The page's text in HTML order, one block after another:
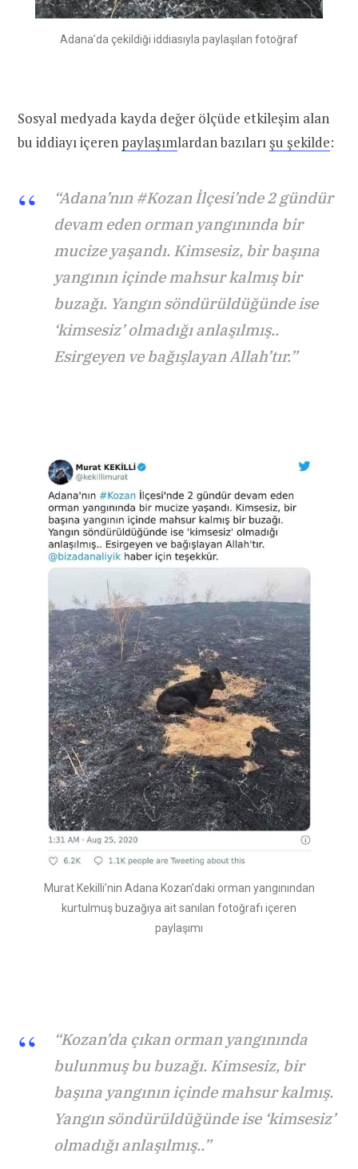
Adana’da çekildiği iddiasıyla paylaşılan fotoğraf
Sosyal medyada kayda değer ölçüde etkileşim alan
bu iddiayı içeren paylaşımlardan bazılarışu şekilde:
“Adana’nın #Kozan İlçesi’nde 2 gündür
devam eden orman yangınında bir
mucize yaşandı. Kimsesiz, bir başına
yangının içinde mahsur kalmış bir
buzağı. Yangın söndürüldüğünde ise
‘kimsesiz’ olmadığı anlaşılmış..
Esirgeyen ve bağışlayan Allah’tır.”
Murat Kekilli’nin Adana Kozan’daki orman yangınından
kurtulmuş buzağıya ait sanılan fotoğrafı içeren
paylaşımı
“Kozan’da çıkan orman yangınında
bulunmuş bu buzağı. Kimsesiz, bir
başına yangının içinde mahsur kalmış.
Yangın söndürüldüğünde ise ‘kimsesiz’
olmadığı anlaşılmış..”